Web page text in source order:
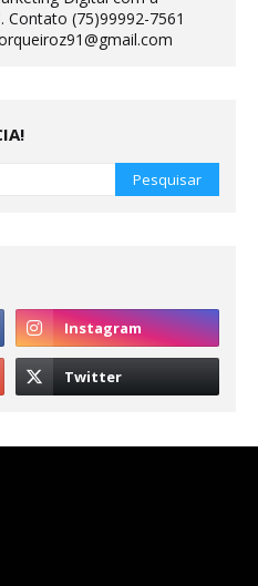
Contato (75)99992-7561